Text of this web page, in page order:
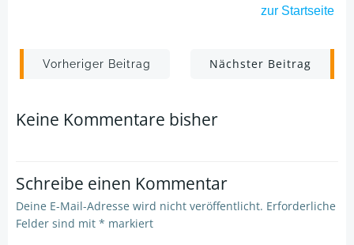
zur Startseite
Post
navigation
Vorheriger Beitrag
Post
navigation
Nächster Beitrag
Keine Kommentare bisher
Schreibe einen Kommentar
Deine E-Mail-Adresse wird nicht veröffentlicht. Erforderliche
Felder sind mit * markiert